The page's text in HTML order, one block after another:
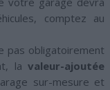
comptez au
pas obligatoirement
la valeur-ajoutée
sur-mesure et